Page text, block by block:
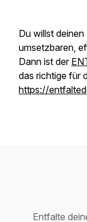
Du willst
umsetzbaren,
Dann ist der
das richtige für
https://
Entfalte